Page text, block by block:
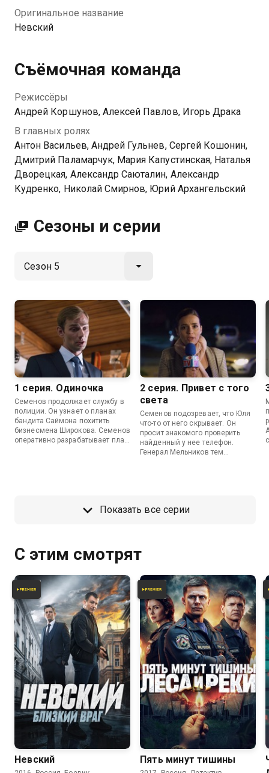
Семенов не горит желанием сближаться с
коллегами-карьеристами. Уже скоро Павел
можете совершенно бесплатно в хорошем HD
качестве на Казахтелеком
Оригинальное название
Невский
Съёмочная команда
Режиссёры
Андрей Коршунов, Алексей Павлов, Игорь Драка
В главных ролях
Антон Васильев, Андрей Гульнев, Сергей Кошонин,
Дмитрий Паламарчук, Мария Капустинская, Наталья
Дворецкая, Александр Саюталин, Александр
Кудренко, Николай Смирнов, Юрий Архангельский
Сезоны и серии
1 серия. Одиночка
Семенов продолжает службу в
полиции. Он узнает о планах
бандита Саймона похитить
бизнесмена Широкова. Семенов
оперативно разрабатывает план
2 серия. Привет с того
света
Семенов подозревает, что Юля
что-то от него скрывает. Он
просит знакомого проверить
найденный у нее телефон.
Генерал Мельников тем
Показать все серии
С этим смотрят
Невский Пять минут тишины